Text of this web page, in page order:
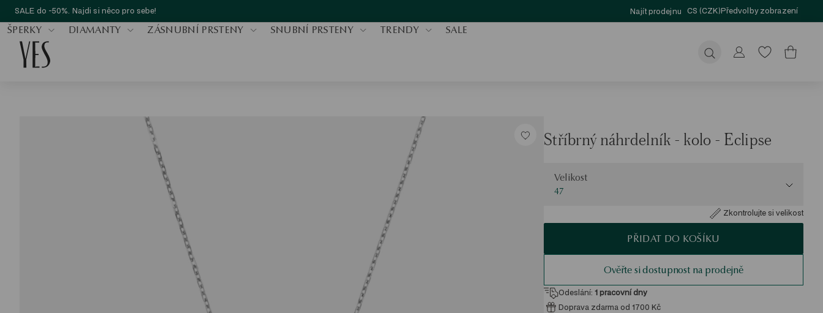
SALE do -50%. Najdi si něco pro sebe! Najít prodejnu CS (CZK)Předvolby zobrazení
ŠPERKY DIAMANTY ZÁSNUBNÍ PRSTENY SNUBNÍ PRSTENY TRENDY SALE
Odeslat
Stříbrný náhrdelník - kolo - Eclipse
Velikost
47
Zkontrolujte si velikost
PŘIDAT DO KOŠÍKU
Ověřte si dostupnost na prodejně
Odeslání: 1 pracovní dny
Doprava zdarma od 1700 Kč